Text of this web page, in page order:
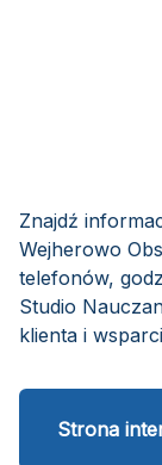
Znajdź
Wejherowo
telefonów,
Studio
klienta i
Strona